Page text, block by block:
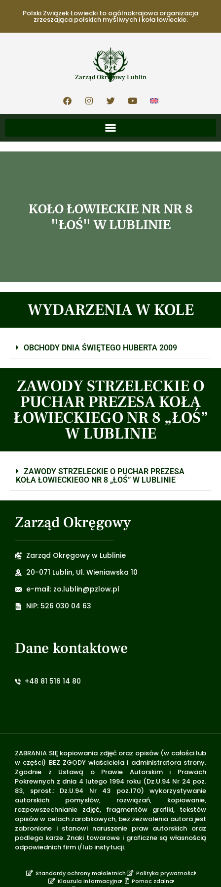
Polski Związek Łowiecki to ogólnokrajowa organizacja
zrzeszająca polskich myśliwych i koła łowieckie.
Zarząd Okręgowy Lublin
KOŁO ŁOWIECKIE NR NR 8
"ŁOŚ" W LUBLINIE
WYDARZENIA W KOLE
OBCHODY DNIA ŚWIĘTEGO HUBERTA 2009
ZAWODY STRZELECKIE O
PUCHAR PREZESA KOŁA
ŁOWIECKIEGO NR 8 „ŁOŚ”
W LUBLINIE
ZAWODY STRZELECKIE O PUCHAR PREZESA
KOŁA ŁOWIECKIEGO NR 8 „ŁOŚ” W LUBLINIE
Zarząd Okręgowy
Zarząd Okręgowy w Lublinie
20-071 Lublin, Ul. Wieniawska 10
e-mail: zo.lublin@pzlow.pl
NIP: 526 030 04 63
Dane kontaktowe
+48 81 516 14 80
ZABRANIA SIĘ kopiowania zdjęć oraz opisów (w całości lub
w części) BEZ ZGODY właściciela i administratora strony.
Zgodnie z Ustawą o Prawie Autorskim i Prawach
Pokrewnych z dnia 4 lutego 1994 roku (Dz.U.94 Nr 24 poz.
83, sprost.: Dz.U.94 Nr 43 poz.170) wykorzystywanie
autorskich pomysłów, rozwiązań, kopiowanie,
rozpowszechnianie zdjęć, fragmentów grafiki, tekstów
opisów w celach zarobkowych, bez zezwolenia autora jest
zabronione i stanowi naruszenie praw autorskich oraz
podlega karze. Znaki towarowe i graficzne są własnością
odpowiednich firm i/lub instytucji.
Standardy ochrony małoletnich
Polityka prywatności
Klauzula informacyjna
Pomoc zdalna